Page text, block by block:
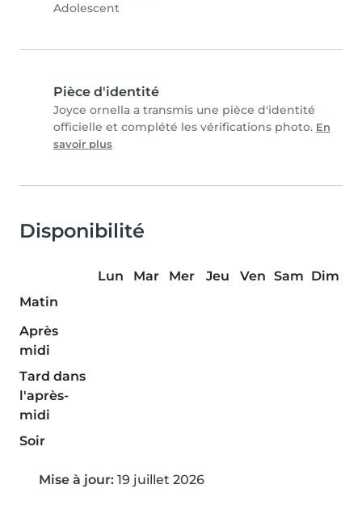
Adolescent
Pièce d'identité
Joyce ornella a transmis une pièce d'identité
officielle et complété les vérifications photo. En
savoir plus
Disponibilité
Lun Mar Mer Jeu Ven Sam Dim
Matin
Après
midi
Tard dans
l'après-
midi
Soir
Mise à jour: 19 juillet 2026